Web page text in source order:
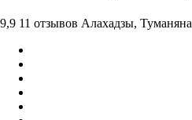
9,9 11 отзывов Алахадзы,